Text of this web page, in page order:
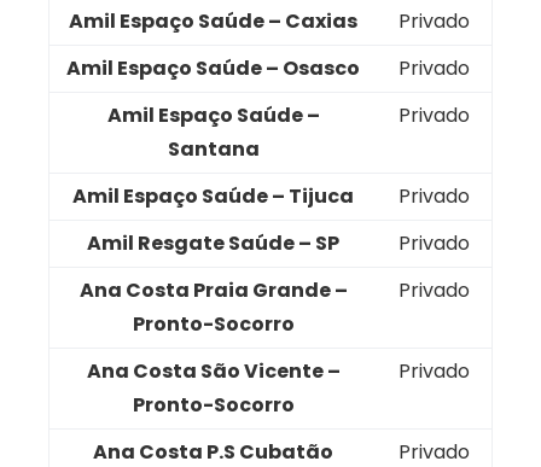
Amil Espaço Saúde – Caxias
Privado
Amil Espaço Saúde – Osasco
Privado
Amil Espaço Saúde –
Santana
Privado
Amil Espaço Saúde – Tijuca
Privado
Amil Resgate Saúde – SP
Privado
Ana Costa Praia Grande –
Pronto-Socorro
Privado
Ana Costa São Vicente –
Pronto-Socorro
Privado
Ana Costa P.S Cubatão
Privado